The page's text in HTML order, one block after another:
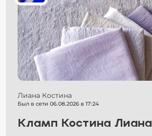
Лиана Костина
Был в сети 06.08.2026 в 17:24
Кламп Костина Лиана